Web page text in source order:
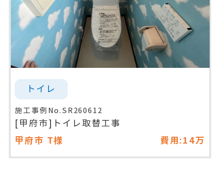
トイレ
施工事例No.SR260612
[甲府市]トイレ取替工事
甲府市 T様 費用:14万